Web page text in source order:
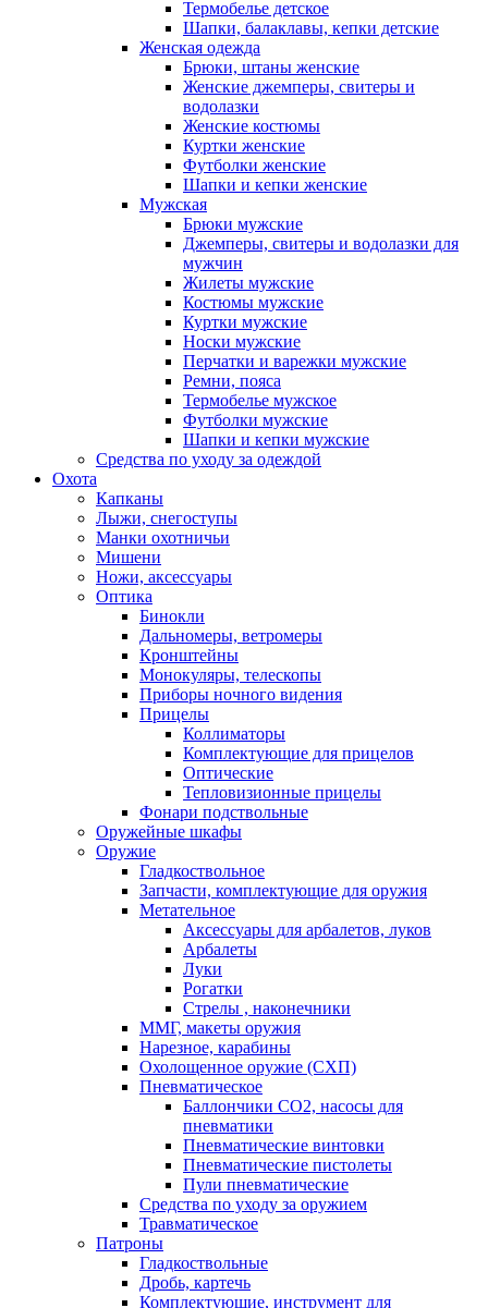
Термобелье детское
Шапки, балаклавы, кепки детские
Женская одежда
Брюки, штаны женские
Женские джемперы, свитеры и
водолазки
Женские костюмы
Куртки женские
Футболки женские
Шапки и кепки женские
Мужская
Брюки мужские
Джемперы, свитеры и водолазки для
мужчин
Жилеты мужские
Костюмы мужские
Куртки мужские
Носки мужские
Перчатки и варежки мужские
Ремни, пояса
Термобелье мужское
Футболки мужские
Шапки и кепки мужские
Средства по уходу за одеждой
Охота
Капканы
Лыжи, снегоступы
Манки охотничьи
Мишени
Ножи, аксессуары
Оптика
Бинокли
Дальномеры, ветромеры
Кронштейны
Монокуляры, телескопы
Приборы ночного видения
Прицелы
Коллиматоры
Комплектующие для прицелов
Оптические
Тепловизионные прицелы
Фонари подствольные
Оружейные шкафы
Оружие
Гладкоствольное
Запчасти, комплектующие для оружия
Метательное
Аксессуары для арбалетов, луков
Арбалеты
Луки
Рогатки
Стрелы , наконечники
ММГ, макеты оружия
Нарезное, карабины
Охолощенное оружие (СХП)
Пневматическое
Баллончики СО2, насосы для
пневматики
Пневматические винтовки
Пневматические пистолеты
Пули пневматические
Средства по уходу за оружием
Травматическое
Патроны
Гладкоствольные
Дробь, картечь
Комплектующие, инструмент для